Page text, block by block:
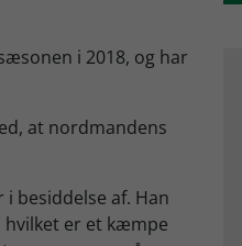
i 2018, og har
at nordmandens
besiddelse af. Han
hvilket er et kæmpe